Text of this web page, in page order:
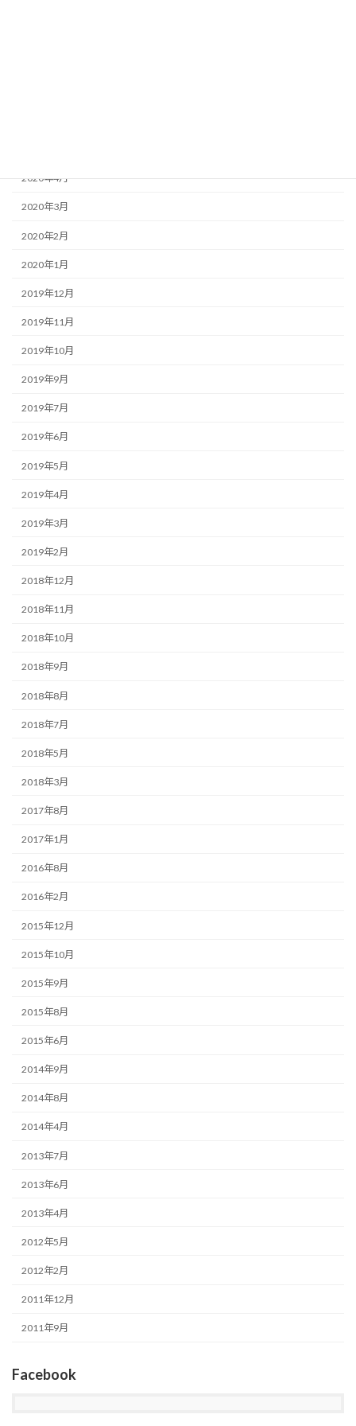
2020年4月
2020年3月
2020年2月
2020年1月
2019年12月
2019年11月
2019年10月
2019年9月
2019年7月
2019年6月
2019年5月
2019年4月
2019年3月
2019年2月
2018年12月
2018年11月
2018年10月
2018年9月
2018年8月
2018年7月
2018年5月
2018年3月
2017年8月
2017年1月
2016年8月
2016年2月
2015年12月
2015年10月
2015年9月
2015年8月
2015年6月
2014年9月
2014年8月
2014年4月
2013年7月
2013年6月
2013年4月
2012年5月
2012年2月
2011年12月
2011年9月
Facebook